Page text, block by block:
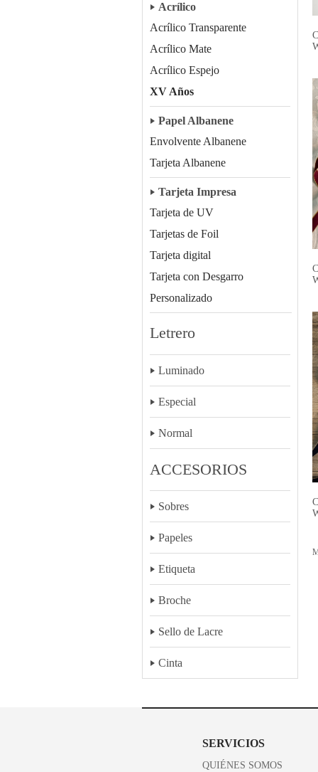
Acrílico
Acrílico Transparente
Acrílico Mate
Acrílico Espejo
XV Años
Papel Albanene
Envolvente Albanene
Tarjeta Albanene
Tarjeta Impresa
Tarjeta de UV
Tarjetas de Foil
Tarjeta digital
Tarjeta con Desgarro
Personalizado
Letrero
Luminado
Especial
Normal
ACCESORIOS
Sobres
Papeles
Etiqueta
Broche
Sello de Lacre
Cinta
SERVICIOS
QUIÉNES SOMOS